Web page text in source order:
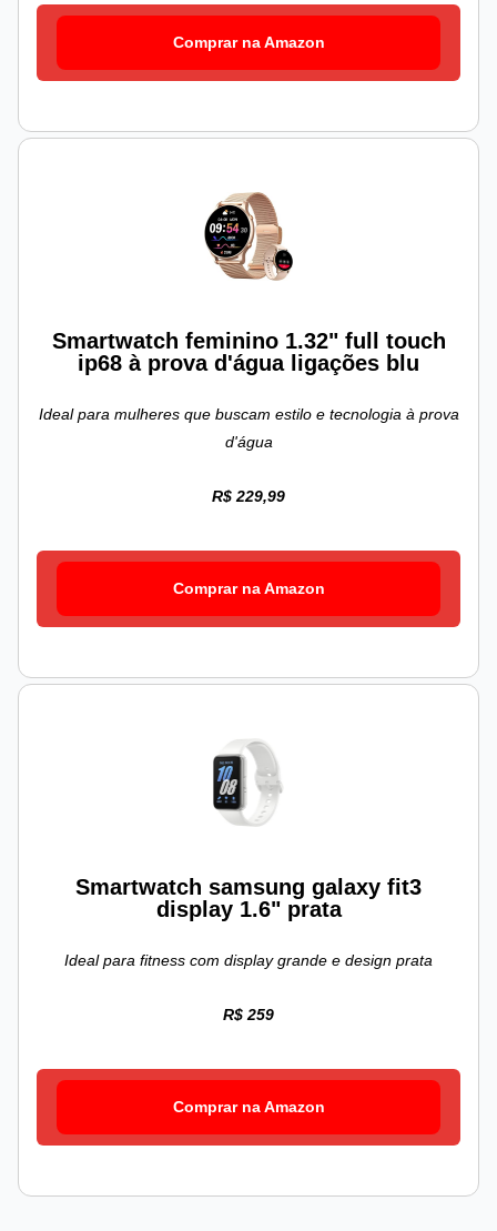
Comprar na Amazon
Smartwatch feminino 1.32" full touch
ip68 à prova d'água ligações blu
Ideal para mulheres que buscam estilo e tecnologia à prova
d'água
R$ 229,99
Comprar na Amazon
Smartwatch samsung galaxy fit3
display 1.6" prata
Ideal para fitness com display grande e design prata
R$ 259
Comprar na Amazon